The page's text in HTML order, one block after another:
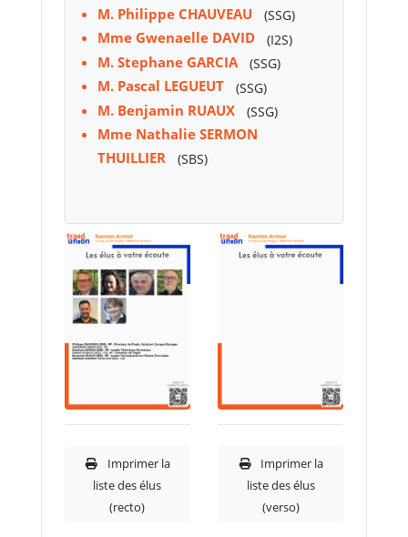
M. Philippe CHAUVEAU (SSG)
Mme Gwenaelle DAVID (I2S)
M. Stephane GARCIA (SSG)
M. Pascal LEGUEUT (SSG)
M. Benjamin RUAUX (SSG)
Mme Nathalie SERMON
THUILLIER
(SBS)
Imprimer la
liste des élus
(recto)
Imprimer la
liste des élus
(verso)